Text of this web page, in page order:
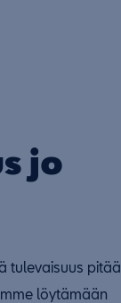
jo
tulevaisuus pitää
löytämään